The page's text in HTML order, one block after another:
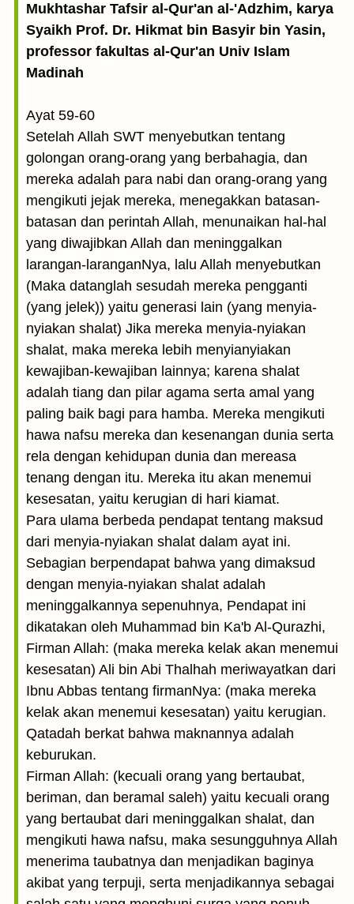
Mukhtashar Tafsir al-Qur'an al-'Adzhim, karya
Syaikh Prof. Dr. Hikmat bin Basyir bin Yasin,
professor fakultas al-Qur'an Univ Islam
Madinah
Ayat 59-60
Setelah Allah SWT menyebutkan tentang
golongan orang-orang yang berbahagia, dan
mereka adalah para nabi dan orang-orang yang
mengikuti jejak mereka, menegakkan batasan-
batasan dan perintah Allah, menunaikan hal-hal
yang diwajibkan Allah dan meninggalkan
larangan-laranganNya, lalu Allah menyebutkan
(Maka datanglah sesudah mereka pengganti
(yang jelek)) yaitu generasi lain (yang menyia-
nyiakan shalat) Jika mereka menyia-nyiakan
shalat, maka mereka lebih menyianyiakan
kewajiban-kewajiban lainnya; karena shalat
adalah tiang dan pilar agama serta amal yang
paling baik bagi para hamba. Mereka mengikuti
hawa nafsu mereka dan kesenangan dunia serta
rela dengan kehidupan dunia dan mereasa
tenang dengan itu. Mereka itu akan menemui
kesesatan, yaitu kerugian di hari kiamat.
Para ulama berbeda pendapat tentang maksud
dari menyia-nyiakan shalat dalam ayat ini.
Sebagian berpendapat bahwa yang dimaksud
dengan menyia-nyiakan shalat adalah
meninggalkannya sepenuhnya, Pendapat ini
dikatakan oleh Muhammad bin Ka'b Al-Qurazhi,
Firman Allah: (maka mereka kelak akan menemui
kesesatan) Ali bin Abi Thalhah meriwayatkan dari
Ibnu Abbas tentang firmanNya: (maka mereka
kelak akan menemui kesesatan) yaitu kerugian.
Qatadah berkat bahwa maknannya adalah
keburukan.
Firman Allah: (kecuali orang yang bertaubat,
beriman, dan beramal saleh) yaitu kecuali orang
yang bertaubat dari meninggalkan shalat, dan
mengikuti hawa nafsu, maka sesungguhnya Allah
menerima taubatnya dan menjadikan baginya
akibat yang terpuji, serta menjadikannya sebagai